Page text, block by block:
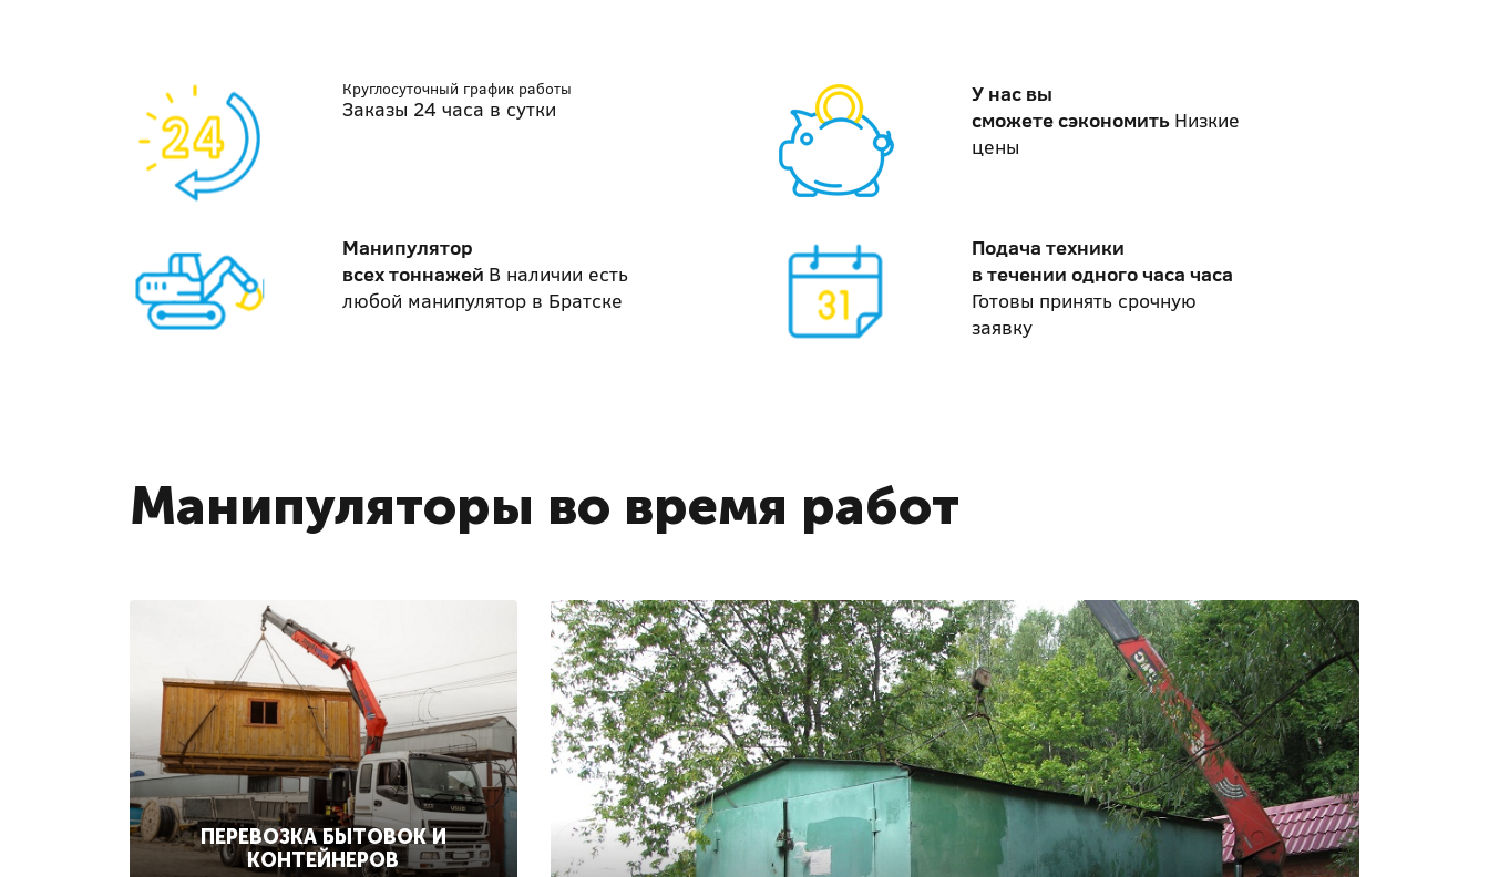
Круглосуточный график работы
Заказы 24 часа в сутки
У нас вы
сможете сэкономить Низкие
цены
Манипулятор
всех тоннажей В наличии есть
любой манипулятор в Братске
Подача техники
в течении одного часа часа
Готовы принять срочную
заявку
Манипуляторы во время работ
ПЕРЕВОЗКА БЫТОВОК И
КОНТЕЙНЕРОВ